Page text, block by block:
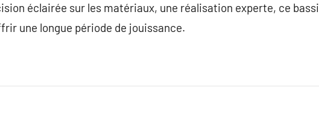
éclairée sur les matériaux, une réalisation experte, ce
une longue période de jouissance.